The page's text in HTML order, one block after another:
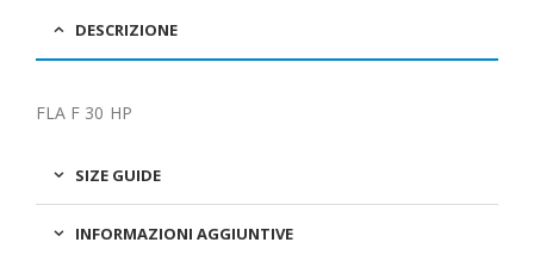
DESCRIZIONE
FLA F 30 HP
SIZE GUIDE
INFORMAZIONI AGGIUNTIVE